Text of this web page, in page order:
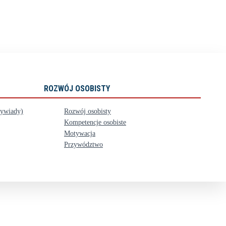
ROZWÓJ OSOBISTY
Rozwój osobisty
Kompetencje osobiste
Motywacja
Przywództwo